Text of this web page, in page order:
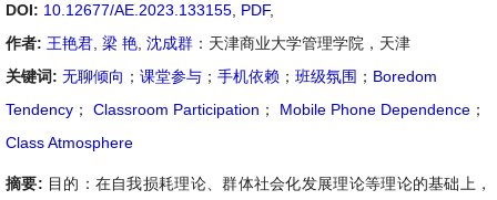
DOI: 10.12677/AE.2023.133155 PDF,
作者: 王艳君 梁 艳 沈成群 ：天津商业大学管理学院，天津
关键词: 无聊倾向 ； 课堂参与 ； 手机依赖 ； 班级氛围 ； Boredom
Tendency ； Classroom Participation ； Mobile Phone Dependence ；
Class Atmosphere
摘要: 目的：在自我损耗理论、群体社会化发展理论等理论的基础上，